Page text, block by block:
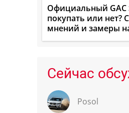
Официальный GAC
покупать или нет?
мнений и замеры
Сейчас
Posol